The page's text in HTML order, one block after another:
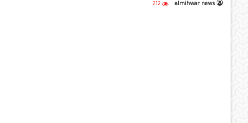
almihwar news
212